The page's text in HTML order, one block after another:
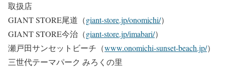
取扱店
GIANT STORE尾道（giant-store.jp/onomichi/）
GIANT STORE今治（giant-store.jp/imabari/）
瀬戸田サンセットビーチ（www.onomichi-sunset-beach.jp/）
三世代テーマパーク みろくの里